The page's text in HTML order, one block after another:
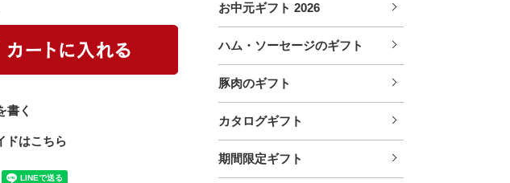
お中元ギフト 2026
ハム・ソーセージのギフト
豚肉のギフト
カタログギフト
期間限定ギフト
書く
ドはこちら